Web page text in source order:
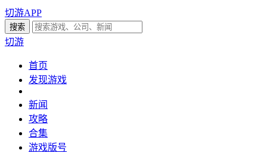
切游APP
切游
首页
发现游戏
新闻
攻略
合集
游戏版号